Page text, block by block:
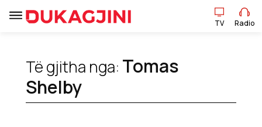
Lajme
TV Radio
Të gjitha nga: Tomas
Shelby